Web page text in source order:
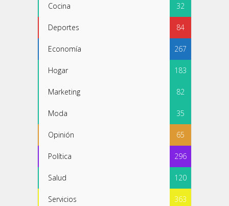
Cocina 32
Deportes 84
Economía 267
Hogar 183
Marketing 82
Moda 35
Opinión 65
Política 296
Salud 120
Servicios 363